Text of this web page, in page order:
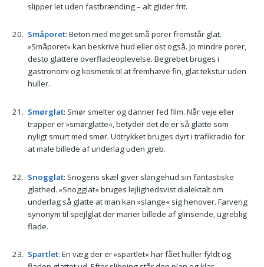
slipper let uden fastbrænding – alt glider frit.
Småporet: Beton med meget små porer fremstår glat.
»Småporet« kan beskrive hud eller ost også. Jo mindre porer,
desto glattere overfladeoplevelse. Begrebet bruges i
gastronomi og kosmetik til at fremhæve fin, glat tekstur uden
huller.
Smørglat: Smør smelter og danner fed film. Når veje eller
trapper er »smørglatte«, betyder det de er så glatte som
nyligt smurt med smør. Udtrykket bruges dyrt i trafikradio for
at male billede af underlag uden greb.
Snogglat: Snogens skæl giver slangehud sin fantastiske
glathed. »Snogglat« bruges lejlighedsvist dialektalt om
underlag så glatte at man kan »slange« sig henover. Farverig
synonym til spejlglat der maner billede af glinsende, ugreblig
flade.
Spartlet: En væg der er »spartlet« har fået huller fyldt og